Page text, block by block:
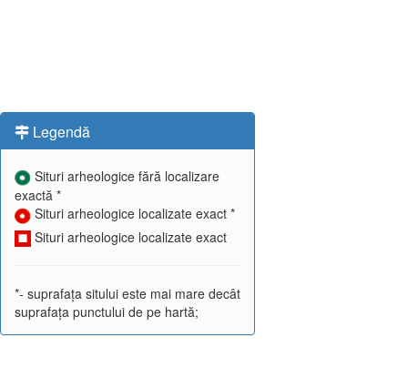
Legendă
Situri arheologice fără localizare
exactă *
Situri arheologice localizate exact *
Situri arheologice localizate exact
*- suprafața sitului este mai mare decât
suprafața punctului de pe hartă;